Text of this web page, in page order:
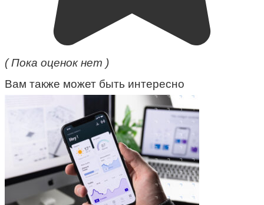
( Пока оценок нет )
Вам также может быть интересно